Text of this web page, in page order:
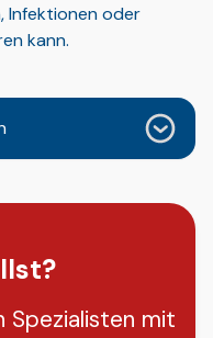
Infektionen oder
kann.
Spezialisten mit